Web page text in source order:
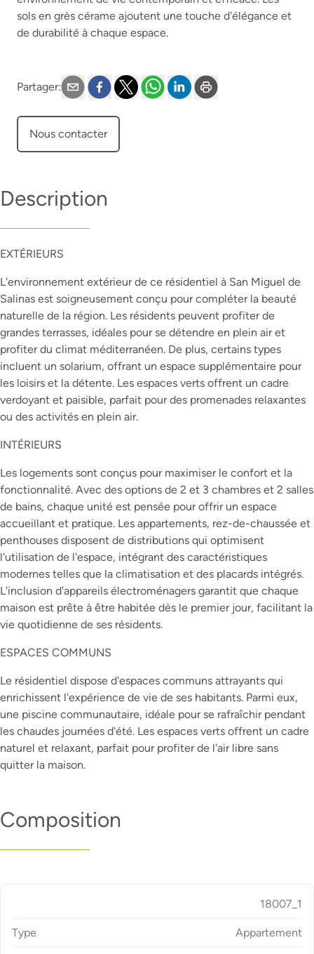
sols en grès cérame ajoutent une touche d'élégance et
de durabilité à chaque espace.
Partager:
Nous contacter
Description
EXTÉRIEURS
L'environnement extérieur de ce résidentiel à San Miguel de
Salinas est soigneusement conçu pour compléter la beauté
naturelle de la région. Les résidents peuvent profiter de
grandes terrasses, idéales pour se détendre en plein air et
profiter du climat méditerranéen. De plus, certains types
incluent un solarium, offrant un espace supplémentaire pour
les loisirs et la détente. Les espaces verts offrent un cadre
verdoyant et paisible, parfait pour des promenades relaxantes
ou des activités en plein air.
INTÉRIEURS
Les logements sont conçus pour maximiser le confort et la
fonctionnalité. Avec des options de 2 et 3 chambres et 2 salles
de bains, chaque unité est pensée pour offrir un espace
accueillant et pratique. Les appartements, rez-de-chaussée et
penthouses disposent de distributions qui optimisent
l'utilisation de l'espace, intégrant des caractéristiques
modernes telles que la climatisation et des placards intégrés.
L'inclusion d'appareils électroménagers garantit que chaque
maison est prête à être habitée dès le premier jour, facilitant la
vie quotidienne de ses résidents.
ESPACES COMMUNS
Le résidentiel dispose d'espaces communs attrayants qui
enrichissent l'expérience de vie de ses habitants. Parmi eux,
une piscine communautaire, idéale pour se rafraîchir pendant
les chaudes journées d'été. Les espaces verts offrent un cadre
naturel et relaxant, parfait pour profiter de l'air libre sans
quitter la maison.
Composition
18007_1
Type Appartement